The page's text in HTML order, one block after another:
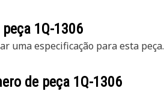
1Q-1306
uma especificação para esta peça.
de peça 1Q-1306